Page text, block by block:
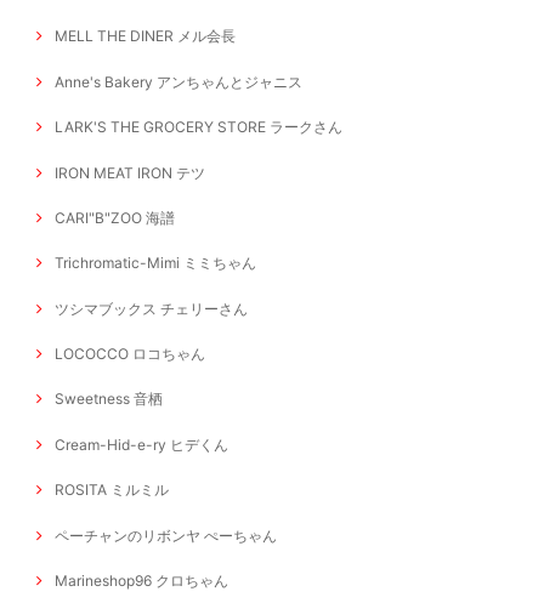
MELL THE DINER メル会長
Anne's Bakery アンちゃんとジャニス
LARK'S THE GROCERY STORE ラークさん
IRON MEAT IRON テツ
CARI"B"ZOO 海譜
Trichromatic-Mimi ミミちゃん
ツシマブックス チェリーさん
LOCOCCO ロコちゃん
Sweetness 音栖
Cream-Hid-e-ry ヒデくん
ROSITA ミルミル
ペーチャンのリボンヤ ぺーちゃん
Marineshop96 クロちゃん